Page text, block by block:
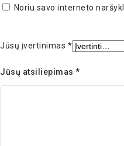
Noriu savo interneto
Jūsų įvertinimas *
Jūsų atsiliepimas *